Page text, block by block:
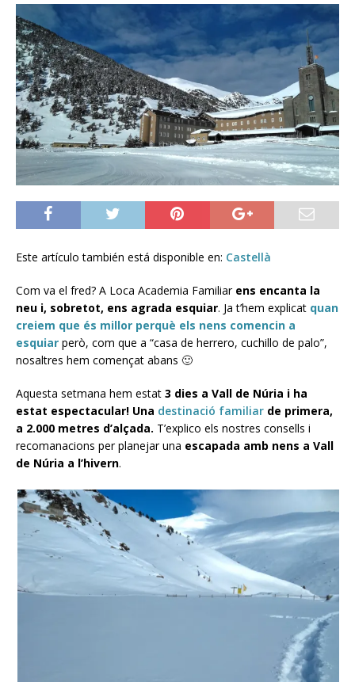
Este artículo también está disponible en: Castellà
Com va el fred? A Loca Academia Familiar ens encanta la
neu i, sobretot, ens agrada esquiar. Ja t’hem explicat quan
creiem que és millor perquè els nens comencin a
esquiar però, com que a “casa de herrero, cuchillo de palo”,
nosaltres hem començat abans 🙂
Aquesta setmana hem estat 3 dies a Vall de Núria i ha
estat espectacular! Una destinació familiar de primera,
a 2.000 metres d’alçada. T’explico els nostres consells i
recomanacions per planejar una escapada amb nens a Vall
de Núria a l’hivern.